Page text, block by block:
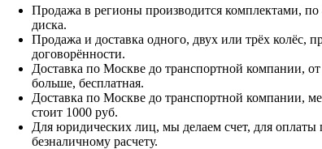
Продажа в регионы производится комплектами,
диска.
Продажа и доставка одного, двух или трёх колёс,
договорённости.
Доставка по Москве до транспортной компании, от
больше, бесплатная.
Доставка по Москве до транспортной компании,
стоит 1000 руб.
Для юридических лиц, мы делаем счет, для оплаты
безналичному расчету.